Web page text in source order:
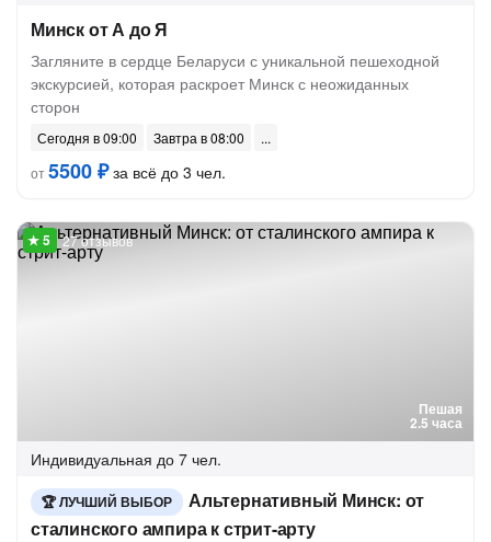
Минск от А до Я
Загляните в сердце Беларуси с уникальной пешеходной
экскурсией, которая раскроет Минск с неожиданных
сторон
Сегодня в 09:00
Завтра в 08:00
от5500 ₽за всё до 3 чел.
Пешая
2.5 часа
27 отзывов
Индивидуальная до 7 чел.
ЛУЧШИЙ ВЫБОР
Альтернативный Минск: от
сталинского ампира к стрит-арту